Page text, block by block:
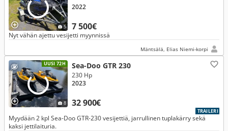
5 7 500€
2022
Nyt vähän ajettu vesijetti myynnissä
Mäntsälä, Elias Niemi-korpi
UUSI 72H
8
Sea-Doo GTR 230
32 900€
230 Hp
2023
TRAILERI
Myydään 2 kpl Sea-Doo GTR-230 vesijettiä, jarrullinen tuplakärry sekä
kaksi jettilaituria.